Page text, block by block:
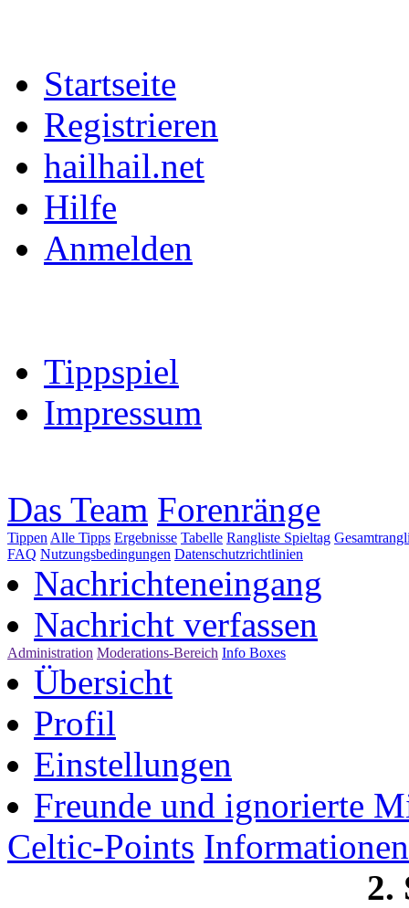
Startseite
Registrieren
hailhail.net
Hilfe
Anmelden
Tippspiel
Impressum
Das Team Forenränge
Tippen Alle Tipps Ergebnisse Tabelle Rangliste Spieltag
FAQ Nutzungsbedingungen Datenschutzrichtlinien
Nachrichteneingang
Nachricht verfassen
Administration Moderations-Bereich Info Boxes
Übersicht
Profil
Einstellungen
Freunde und ignorierte
Celtic-Points Informationen
2.